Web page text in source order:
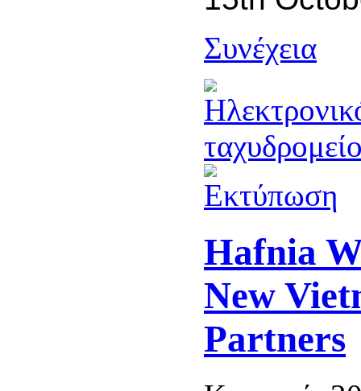
Συνέχεια
Hafnia
New
Partners